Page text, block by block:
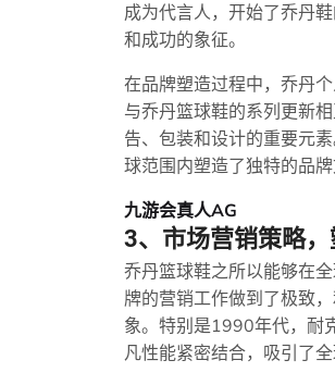
成为代言人，开始了乔丹
和成功的象征。
在品牌塑造过程中，乔丹
与乔丹篮球鞋的系列更新
告、包装和设计的重要元
球范围内塑造了独特的品牌
九游会真人AG
3、市场营销策略
乔丹篮球鞋之所以能够在
牌的营销工作做到了极致
象。特别是1990年代，耐
凡性能紧密结合，吸引了全